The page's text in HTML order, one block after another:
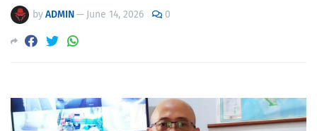
byADMIN— June 14, 2026 0